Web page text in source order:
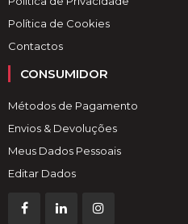
Política de Cookies
Contactos
CONSUMIDOR
Métodos de Pagamento
Envios & Devoluções
Meus Dados Pessoais
Editar Dados